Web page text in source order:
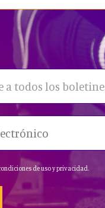
a todos los
de uso y privacidad.